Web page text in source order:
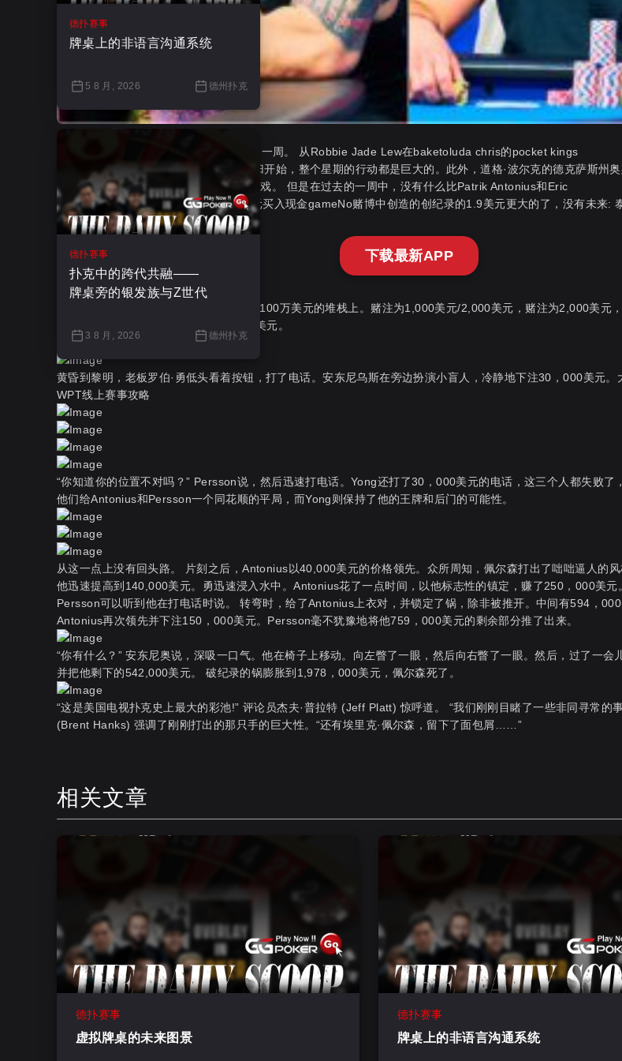
对于直播扑克游戏来说，这绝对是疯狂的一周。 从Robbie Jade Lew在baketoluda chris的pocket kings
nightmadeonhustler赌场现场直播的回归开始，整个星期的行动都是巨大的。此外，道格·波尔克的德克萨斯州
Lodge首次亮相，推出了一系列高风险游戏。 但是在过去的一周中，没有什么比Patrik Antonius和Eric
Persson之间在PokerGO的巨额百万美元买入现金gameNo赌博中创造的创纪录的1.9美元更大的了，没有未来:
下载最新APP
开始时，Antonius和Persson都坐在超过100万美元的堆栈上。赌注为1,000美元/2,000美元，赌注为2,000美元
Persson从中间位置将底池打开至7,000美元。
黄昏到黎明，老板罗伯·勇低头看着按钮，打了电话。安东尼乌斯在旁边扮演小盲人，冷静地下注30，000美元。
WPT线上赛事攻略
“你知道你的位置不对吗？” Persson说，然后迅速打电话。Yong还打了30，000美元的电话，这三个人都失败了，
他们给Antonius和Persson一个同花顺的平局，而Yong则保持了他的王牌和后门的可能性。
从这一点上没有回头路。 片刻之后，Antonius以40,000美元的价格领先。众所周知，佩尔森打出了咄咄逼人的风
他迅速提高到140,000美元。勇迅速浸入水中。Antonius花了一点时间，以他标志性的镇定，赚了250，000美元
Persson可以听到他在打电话时说。 转弯时，给了Antonius上衣对，并锁定了锅，除非被推开。中间有594，000
Antonius再次领先并下注150，000美元。Persson毫不犹豫地将他759，000美元的剩余部分推了出来。
“你有什么？” 安东尼奥说，深吸一口气。他在椅子上移动。向左瞥了一眼，然后向右瞥了一眼。然后，过了一会
并把他剩下的542,000美元。 破纪录的锅膨胀到1,978，000美元，佩尔森死了。
“这是美国电视扑克史上最大的彩池!” 评论员杰夫·普拉特 (Jeff Platt) 惊呼道。 “我们刚刚目睹了一些非同寻常的
(Brent Hanks) 强调了刚刚打出的那只手的巨大性。“还有埃里克·佩尔森，留下了面包屑……”
相关文章
德扑赛事
虚拟牌桌的未来图景
德扑赛事
牌桌上的非语言沟通系统
德扑赛事
牌桌上的非语言沟通系统
5 8 月, 2026 德州扑克
德扑赛事
扑克中的跨代共融——
牌桌旁的银发族与Z世代
3 8 月, 2026 德州扑克